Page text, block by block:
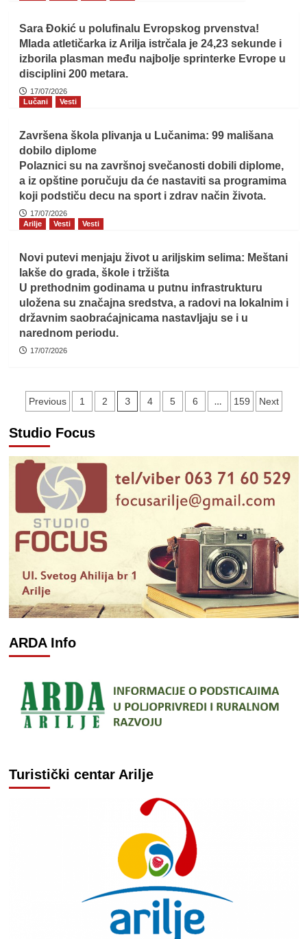
Sara Đokić u polufinalu Evropskog prvenstva!
Mlada atletičarka iz Arilja istrčala je 24,23 sekunde i
izborila plasman među najbolje sprinterke Evrope u
disciplini 200 metara.
17/07/2026
Lučani
Vesti
Završena škola plivanja u Lučanima: 99 mališana
dobilo diplome
Polaznici su na završnoj svečanosti dobili diplome,
a iz opštine poručuju da će nastaviti sa programima
koji podstiču decu na sport i zdrav način života.
17/07/2026
Arilje
Vesti Vesti
Novi putevi menjaju život u ariljskim selima: Meštani
lakše do grada, škole i tržišta
U prethodnim godinama u putnu infrastrukturu
uložena su značajna sredstva, a radovi na lokalnim i
državnim saobraćajnicama nastavljaju se i u
narednom periodu.
17/07/2026
Пагинација
чланака
Previous 1 2 3 4 5 6 … 159 Next
Studio Focus
ARDA Info
Turistički centar Arilje